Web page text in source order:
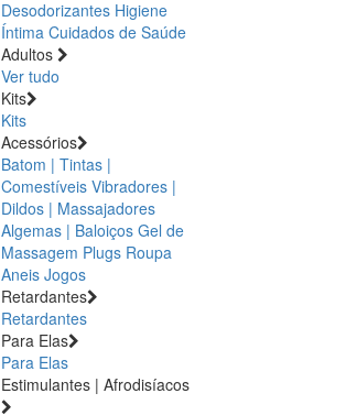
Desodorizantes Higiene
Íntima Cuidados de Saúde
Adultos
Ver tudo
Kits
Kits
Acessórios
Batom | Tintas |
Comestíveis Vibradores |
Dildos | Massajadores
Algemas | Baloiços Gel de
Massagem Plugs Roupa
Aneis Jogos
Retardantes
Retardantes
Para Elas
Para Elas
Estimulantes | Afrodisíacos